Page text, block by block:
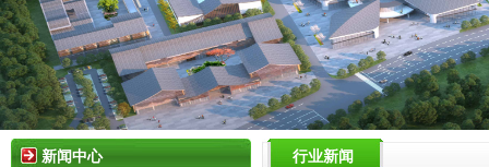
新闻中心 行业新闻